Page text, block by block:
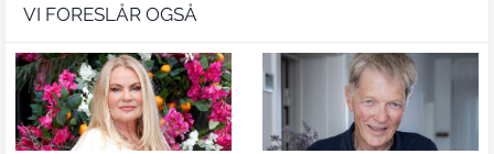
VI FORESLÅR OGSÅ